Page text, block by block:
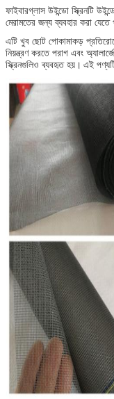
ফাইবারগ্লাস উইন্ডো স্ক্রিনটি
মেরামতের জন্য ব্যবহার করা যেতে
এটি খুব ছোট পোকামাকড়
নিয়ন্ত্রণ করতে পরাগ এবং
স্ক্রিনগুলিও ব্যবহৃত হয়। এই